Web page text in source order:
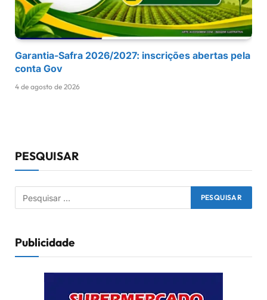
Garantia-Safra 2026/2027: inscrições abertas pela
conta Gov
4 de agosto de 2026
PESQUISAR
Publicidade